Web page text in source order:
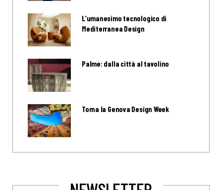
L’umanesimo tecnologico di
Mediterranea Design
Palme: dalla città al tavolino
Torna la Genova Design Week